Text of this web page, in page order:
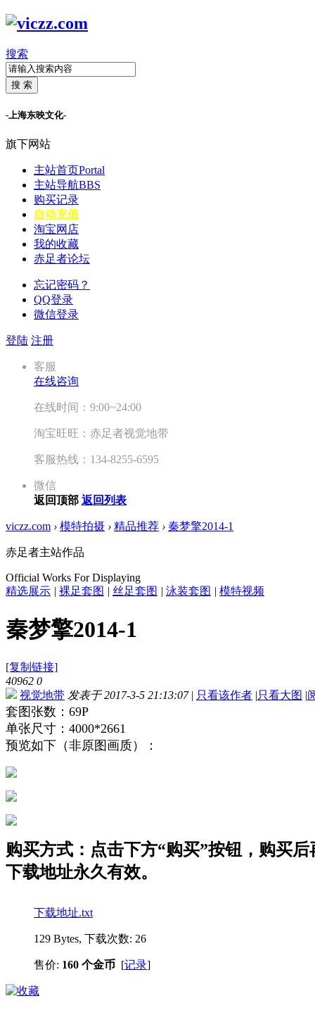
搜索
搜 索
-上海东映文化-
旗下网站
主站首页Portal
主站导航BBS
购买记录
自动充值
淘宝网店
我的收藏
赤足者论坛
忘记密码？
QQ登录
微信登录
登陆 注册
客服
在线咨询
在线时间：9:00~24:00
淘宝旺旺：赤足者视觉地带
客服热线：134-8255-6595
微信
返回顶部 返回列表
viczz.com › 模特拍摄 › 精品推荐 › 秦梦擎2014-1
赤足者主站作品
Official Works For Displaying
精选展示 | 裸足套图 | 丝足套图 | 泳装套图 | 模特视频
秦梦擎2014-1
[复制链接]
40962 0
视觉地带 发表于 2017-3-5 21:13:07 | 只看该作者 |只看大图 |
套图张数：69P
单张尺寸：4000*2661
预览如下（非原图画质）：
购买方式：点击下方“购买”按钮，购买
下载地址永久有效。
下载地址.txt
129 Bytes, 下载次数: 26
售价: 160 个金币 [记录]